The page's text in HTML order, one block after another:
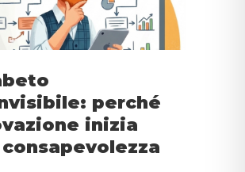
perché
inizia